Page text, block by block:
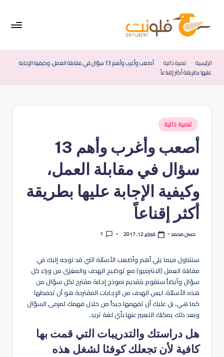
ون
ت
الإ
في
تعليم
الرئيسية تنمية ذاتية
أصعب وأغرب وأهم 13 سؤال في مقابلة العمل، وكيفية الإجابة
عليها بطريقة أكثر إقناعاً
نُشر
في
تنمية ذاتية
أصعب وأغرب وأهم 13
سؤال في مقابلة العمل،
وكيفية الإجابة عليها بطريقة
أكثر إقناعاً
تمّ
حسن محمد فبراير 12, 2017 1
سنتناول فيما يلي أهم وأصعب الأسئلة التي قد توجه إليك في
مقابلة العمل (الانترفيو) مع توضيح الهدف والمغزى من وراء كل
سؤال وأيضاً سنقوم بتقديم نموذج إجابة مقترح لكل سؤال من
هذه الأسئلة، ليس الهدف من الإجابات المقترحة هو أن تحفظها
كما هي، بل عليك أن تفهمها جيداً من خلال فهمك لمرمى السؤال
وبعد ذلك يمكنك التعبير عنها بأي لغة تريد.
هل دراستك والتدريبات التي قمت بها
كافية لأن تجعلك كوفئا لشغل هذه